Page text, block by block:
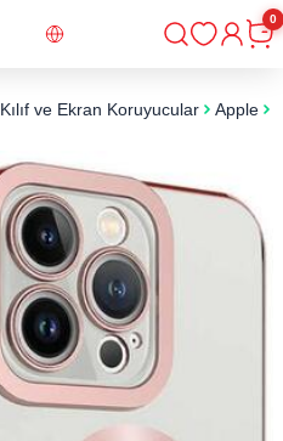
Giriş
0
Kılıf ve Ekran Koruyucular Apple